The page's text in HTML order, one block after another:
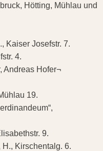
Hötting, Mühlau und
Kaiser Josefstr. 7.
4.
Andreas Hofer¬
19.
9.
Kirschentalg. 6.